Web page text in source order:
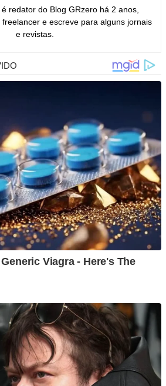
redator do Blog GRzero há 2 anos,
e escreve para alguns jornais
e revistas.